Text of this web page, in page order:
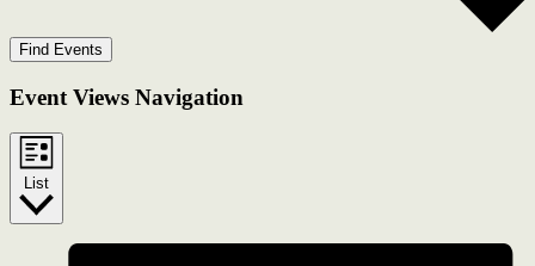
Find Events
Event Views Navigation
List